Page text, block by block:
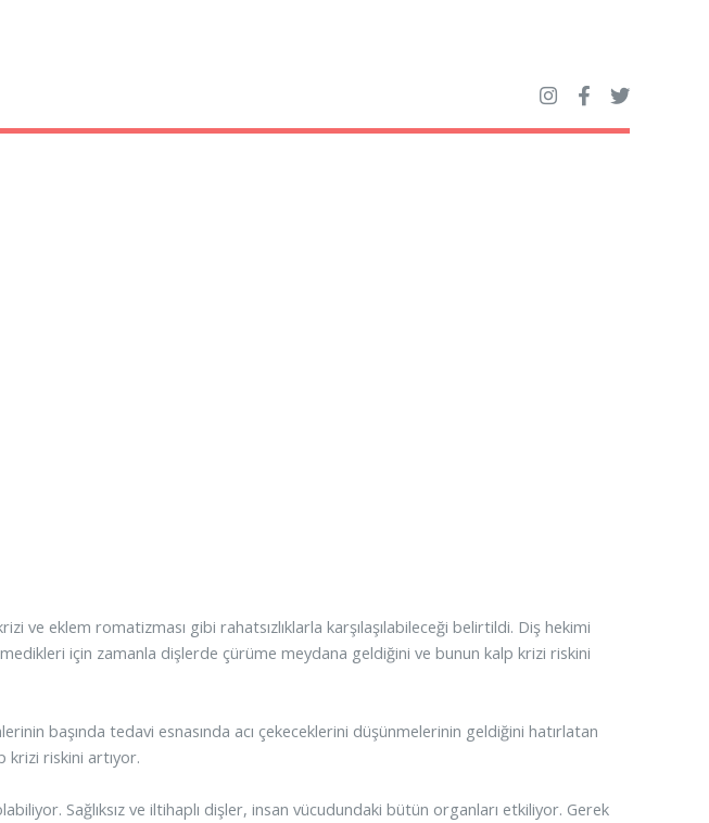
ve eklem romatizması gibi rahatsızlıklarla karşılaşılabileceği belirtildi. Diş hekimi
için zamanla dişlerde çürüme meydana geldiğini ve bunun kalp krizi riskini
başında tedavi esnasında acı çekeceklerini düşünmelerinin geldiğini hatırlatan
krizi riskini artıyor.
Sağlıksız ve iltihaplı dişler, insan vücudundaki bütün organları etkiliyor. Gerek